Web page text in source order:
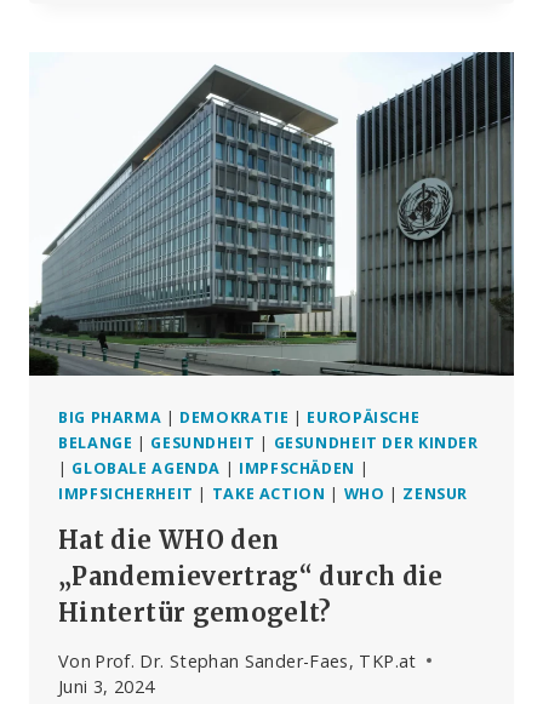
PHARMAINDUSTRIE
UND
GEFAHR
FÜR
ÖFFENTLICHE
GESUNDHEIT
BIG PHARMA | DEMOKRATIE | EUROPÄISCHE
BELANGE | GESUNDHEIT | GESUNDHEIT DER KINDER
| GLOBALE AGENDA | IMPFSCHÄDEN |
IMPFSICHERHEIT | TAKE ACTION | WHO | ZENSUR
Hat die WHO den
„Pandemievertrag“ durch die
Hintertür gemogelt?
Von Prof. Dr. Stephan Sander-Faes, TKP.at
Juni 3, 2024